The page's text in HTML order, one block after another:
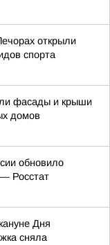
открыли
спорта
фасады и крыши
домов
обновило
Росстат
Дня
сняла